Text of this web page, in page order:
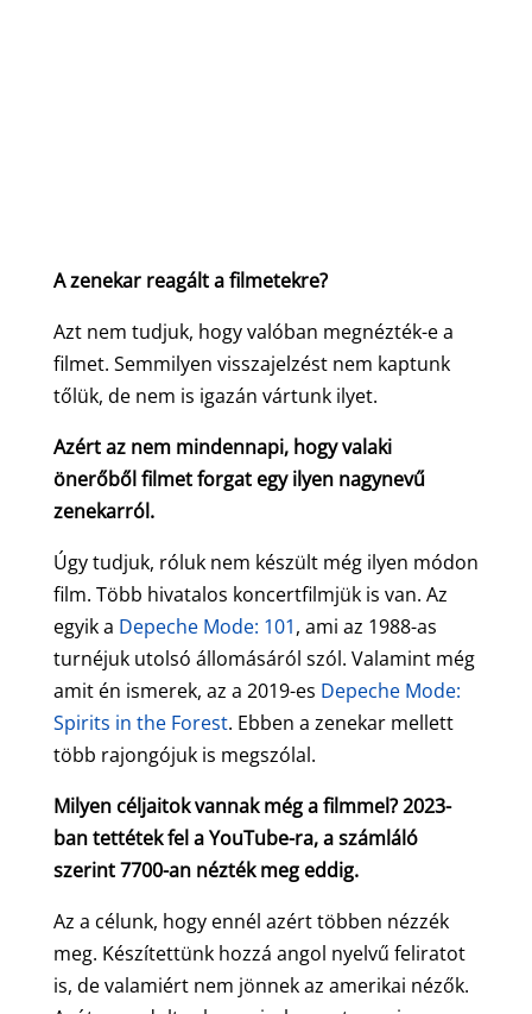
A zenekar reagált a filmetekre?
Azt nem tudjuk, hogy valóban megnézték-e a
filmet. Semmilyen visszajelzést nem kaptunk
tőlük, de nem is igazán vártunk ilyet.
Azért az nem mindennapi, hogy valaki
önerőből filmet forgat egy ilyen nagynevű
zenekarról.
Úgy tudjuk, róluk nem készült még ilyen módon
film. Több hivatalos koncertfilmjük is van. Az
egyik a Depeche Mode: 101, ami az 1988-as
turnéjuk utolsó állomásáról szól. Valamint még
amit én ismerek, az a 2019-es Depeche Mode:
Spirits in the Forest. Ebben a zenekar mellett
több rajongójuk is megszólal.
Milyen céljaitok vannak még a filmmel? 2023-
ban tettétek fel a YouTube-ra, a számláló
szerint 7700-an nézték meg eddig.
Az a célunk, hogy ennél azért többen nézzék
meg. Készítettünk hozzá angol nyelvű feliratot
is, de valamiért nem jönnek az amerikai nézők.